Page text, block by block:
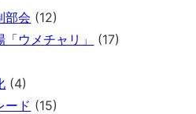
部会 (12)
ウメチャリ」
(17)
(4)
ード (15)